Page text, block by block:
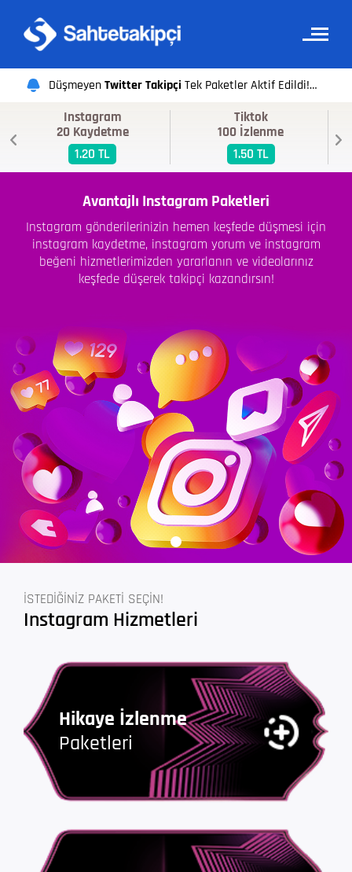
DüşmeyenTwitter Takipçi Tek Paketler Aktif Edildi!
Sahte Takipçi ekibi olarak iyi alışverişler dileriz.
Instagram
20 Kaydetme
1.20 TL
Tiktok
100 İzlenme
1.50 TL
Avantajlı Instagram Paketleri
Instagram gönderilerinizin hemen keşfede düşmesi için
instagram kaydetme, instagram yorum ve instagram
beğeni hizmetlerimizden yararlanın ve videolarınız
keşfede düşerek takipçi kazandırsın!
İSTEDİĞİNİZ PAKETİ SEÇİN!
Instagram Hizmetleri
Hikaye İzlenme
Paketleri